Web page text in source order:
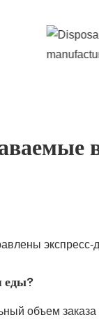
экспресс-
еды?
объем